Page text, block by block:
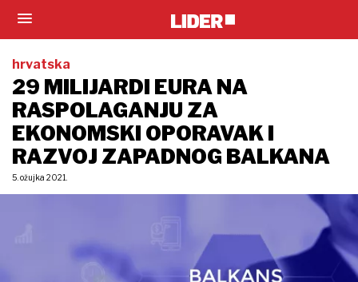
hrvatska
29 MILIJARDI EURA NA
RASPOLAGANJU ZA
EKONOMSKI OPORAVAK I
RAZVOJ ZAPADNOG BALKANA
5. ožujka 2021.